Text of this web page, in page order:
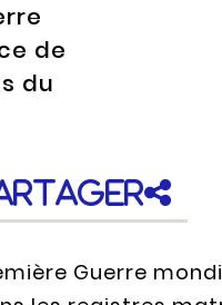
de
du
Guerre